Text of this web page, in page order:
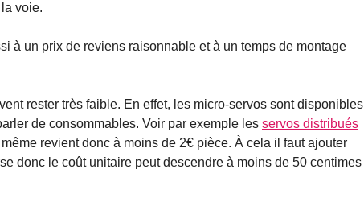
voie.
à un prix de reviens raisonnable et à un temps de montage
rester très faible. En effet, les micro-servos sont disponibles
de consommables. Voir par exemple les servos distribués
revient donc à moins de 2€ pièce. À cela il faut ajouter
donc le coût unitaire peut descendre à moins de 50 centimes